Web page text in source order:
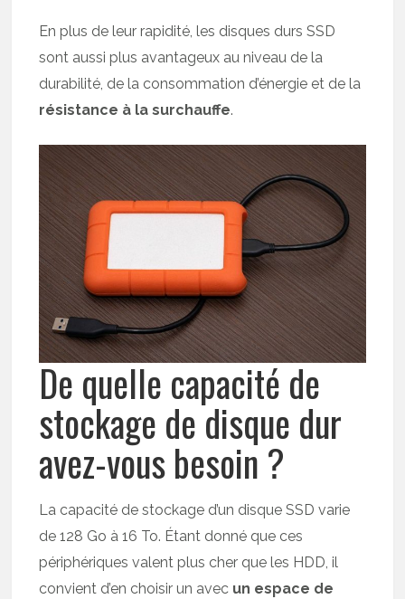
En plus de leur rapidité, les disques durs SSD
sont aussi plus avantageux au niveau de la
durabilité, de la consommation d’énergie et de la
résistance à la surchauffe.
De quelle capacité de
stockage de disque dur
avez-vous besoin ?
La capacité de stockage d’un disque SSD varie
de 128 Go à 16 To. Étant donné que ces
périphériques valent plus cher que les HDD, il
convient d’en choisir un avec un espace de